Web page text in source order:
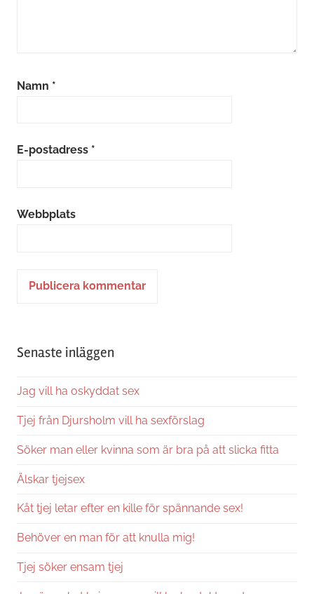
Namn *
E-postadress *
Webbplats
Senaste inläggen
Jag vill ha oskyddat sex
Tjej från Djursholm vill ha sexförslag
Söker man eller kvinna som är bra på att slicka fitta
Älskar tjejsex
Kåt tjej letar efter en kille för spännande sex!
Behöver en man för att knulla mig!
Tjej söker ensam tjej